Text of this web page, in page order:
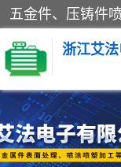
五金件、压铸件
浙江艾
五金加工